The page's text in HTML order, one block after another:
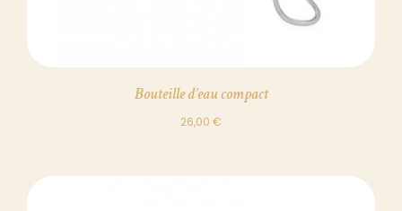
Bouteille d’eau compact
26,00 €